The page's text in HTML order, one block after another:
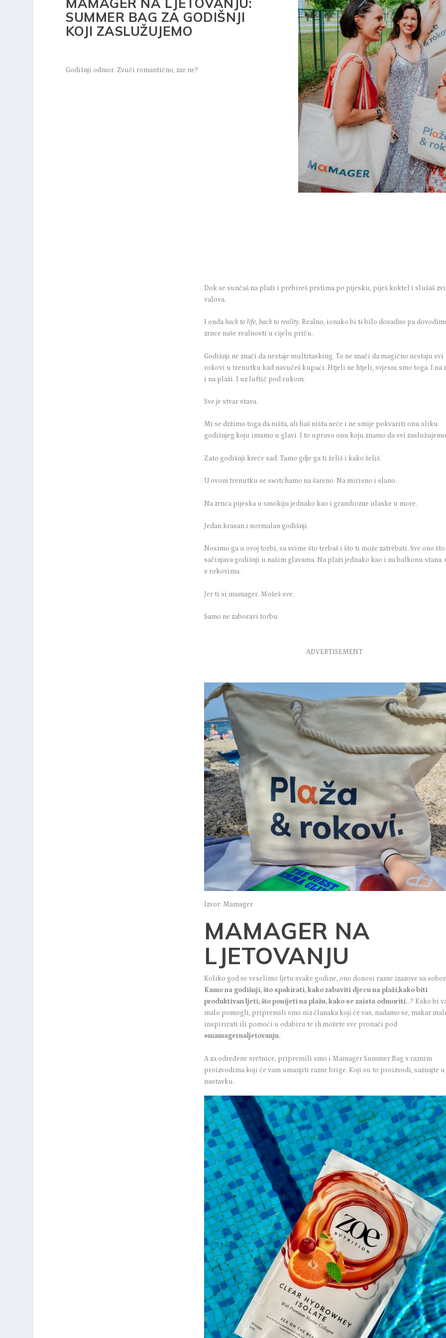
MAMAGER NA LJETOVANJU:
SUMMER BAG ZA GODIŠNJI
KOJI ZASLUŽUJEMO
Godišnji odmor. Zvuči romantično, zar ne?
Dok se sunčaš na plaži i prebireš prstima po pijesku, piješ koktel i slušaš
valova.
I ondaback to life, back to reality. Realno, ionako bi ti bilo dosadno pa
zrnce naše realnosti u cijelu priču.
Godišnji ne znači da nestaje multitasking. To ne znači da magično nestaju svi
rokovi u trenutku kad navučeš kupaći. Htjeli ne htjeli, svjesni smo toga. I na
i na plaži. I uz luftić pod rukom.
Sve je stvar stava.
Mi se držimo toga da ništa, ali baš ništa neće i ne smije pokvariti onu sliku
godišnjeg koju imamo u glavi. I to upravo onu koju znamo da svi
Zato godišnji kreće sad. Tamo gdje ga ti želiš i kako želiš.
U ovom trenutku se switchamo na šareno. Na mirisno i slano.
Na zrnca pijeska u smokiju jednako kao i grandiozne ulaske u more.
Jedan krasan i normalan godišnji.
Nosimo ga u ovoj torbi, sa svime što trebaš i što ti može zatrebati. Sve ono što
sačinjava godišnji u našim glavama. Na plaži jednako kao i na balkonu stana.
s rokovima.
Jer ti si mamager. Možeš sve.
Samo ne zaboravi torbu.
ADVERTISEMENT
Izvor: Mamager
MAMAGER NA
LJETOVANJU
Koliko god se veselimo ljetu svake godine, ono donosi razne izazove sa
Kamo na godišnji,što spakirati,kako zabaviti djecu na plaži,kako biti
produktivan ljeti,što ponijeti na plažu,kako se zaista odmoriti…? Kako bi
malo pomogli, pripremili smo niz članaka koji će vas, nadamo se, makar
inspirirati ili pomoći u odabiru te ih možete sve pronaći pod
#mamagernaljetovanju.
A za određene sretnice, pripremili smo i Mamager Summer Bag s raznim
proizvodima koji će vam umanjiti razne brige. Koji su to proizvodi, saznajte u
nastavku.